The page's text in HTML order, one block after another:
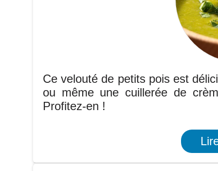
Ce velouté de petits pois est
ou même une cuillerée de
Profitez-en !